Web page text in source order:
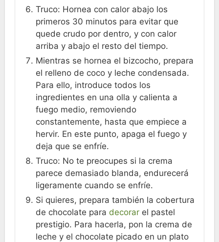
Truco: Hornea con calor abajo los
primeros 30 minutos para evitar que
quede crudo por dentro, y con calor
arriba y abajo el resto del tiempo.
Mientras se hornea el bizcocho, prepara
el relleno de coco y leche condensada.
Para ello, introduce todos los
ingredientes en una olla y calienta a
fuego medio, removiendo
constantemente, hasta que empiece a
hervir. En este punto, apaga el fuego y
deja que se enfríe.
Truco: No te preocupes si la crema
parece demasiado blanda, endurecerá
ligeramente cuando se enfríe.
Si quieres, prepara también la cobertura
de chocolate para decorarel pastel
prestigio. Para hacerla, pon la crema de
leche y el chocolate picado en un plato